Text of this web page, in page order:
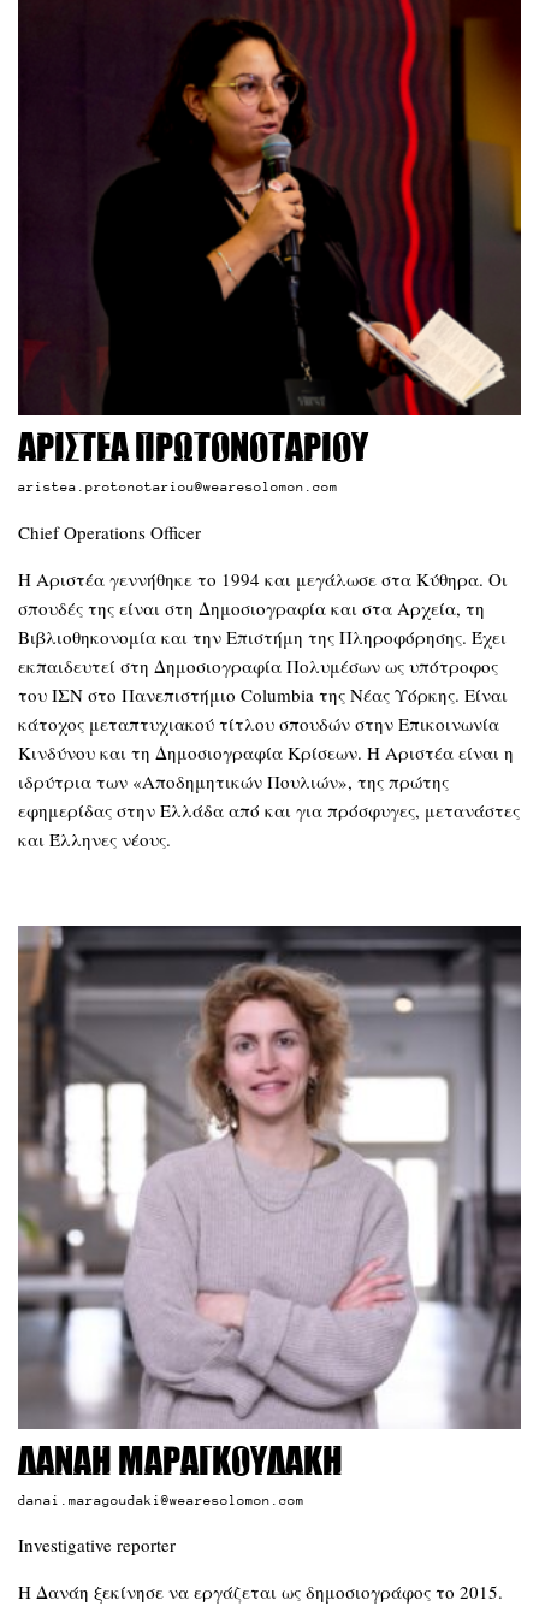
Αριστέα Πρωτονοταρίου
aristea.protonotariou@wearesolomon.com
Chief Operations Officer
Η Αριστέα γεννήθηκε το 1994 και μεγάλωσε στα Κύθηρα. Οι
σπουδές της είναι στη Δημοσιογραφία και στα Αρχεία, τη
Βιβλιοθηκονομία και την Επιστήμη της Πληροφόρησης. Έχει
εκπαιδευτεί στη Δημοσιογραφία Πολυμέσων ως υπότροφος
του ΙΣΝ στο Πανεπιστήμιο Columbia της Νέας Υόρκης. Είναι
κάτοχος μεταπτυχιακού τίτλου σπουδών στην Επικοινωνία
Κινδύνου και τη Δημοσιογραφία Κρίσεων. Η Αριστέα είναι η
ιδρύτρια των «Αποδημητικών Πουλιών», της πρώτης
εφημερίδας στην Ελλάδα από και για πρόσφυγες, μετανάστες
και Έλληνες νέους.
Δανάη Μαραγκουδάκη
danai.maragoudaki@wearesolomon.com
Investigative reporter
Η Δανάη ξεκίνησε να εργάζεται ως δημοσιογράφος το 2015.